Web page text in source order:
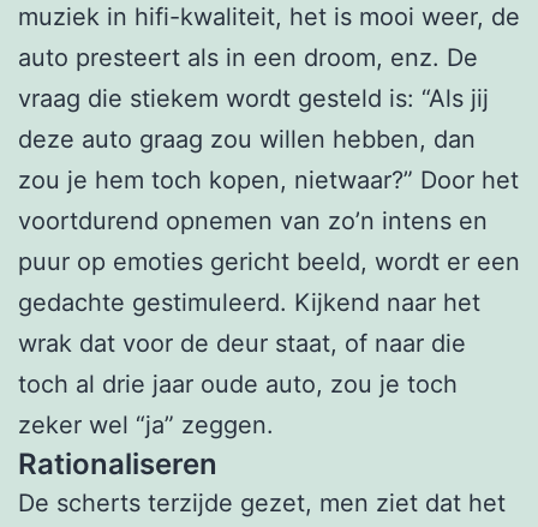
muziek in hifi-kwaliteit, het is mooi weer, de
auto presteert als in een droom, enz. De
vraag die stiekem wordt gesteld is: “Als jij
deze auto graag zou willen hebben, dan
zou je hem toch kopen, nietwaar?” Door het
voortdurend opnemen van zo’n intens en
puur op emoties gericht beeld, wordt er een
gedachte gestimuleerd. Kijkend naar het
wrak dat voor de deur staat, of naar die
toch al drie jaar oude auto, zou je toch
zeker wel “ja” zeggen.
Rationaliseren
De scherts terzijde gezet, men ziet dat het